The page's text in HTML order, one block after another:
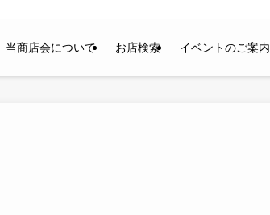
当商店会について お店検索 イベントのご案内